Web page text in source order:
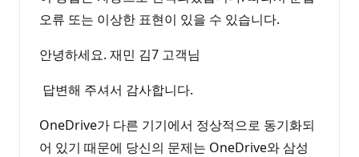
오류 또는 이상한 표현이 있을 수 있습니다.
안녕하세요. 재민 김7 고객님
답변해 주셔서 감사합니다.
OneDrive가 다른 기기에서 정상적으로 동기화되
어 있기 때문에 당신의 문제는 OneDrive와 삼성